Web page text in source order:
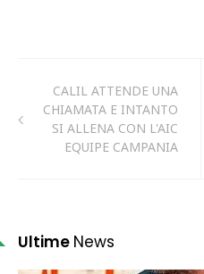
CALIL ATTENDE UNA
CHIAMATA E INTANTO
SI ALLENA CON L'AIC
EQUIPE CAMPANIA
Ultime News